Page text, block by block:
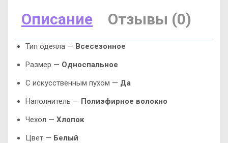
Описание Отзывы (0)
Тип одеяла — Всесезонное
Размер — Односпальное
С искусственным пухом — Да
Наполнитель — Полиэфирное волокно
Чехол — Хлопок
Цвет — Белый